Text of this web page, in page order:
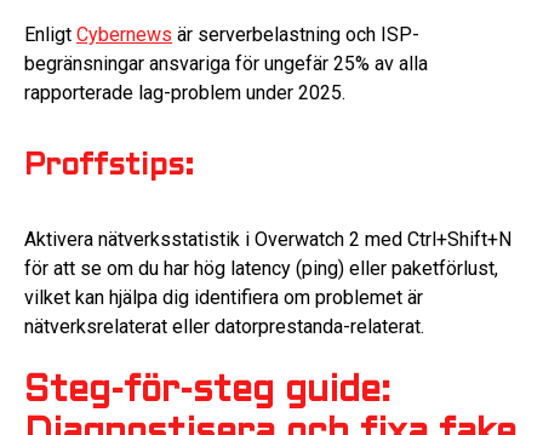
Enligt Cybernews är serverbelastning och ISP-
begränsningar ansvariga för ungefär 25% av alla
rapporterade lag-problem under 2025.
Proffstips:
Aktivera nätverksstatistik i Overwatch 2 med Ctrl+Shift+N
för att se om du har hög latency (ping) eller paketförlust,
vilket kan hjälpa dig identifiera om problemet är
nätverksrelaterat eller datorprestanda-relaterat.
Steg-för-steg guide: